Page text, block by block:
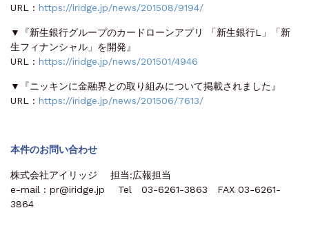
URL : https://iridge.jp/news/201508/9194/
▼『新生銀行グループのカードローンアプリ 「新生銀行L」「新
生フィナンシャル」を開発』
URL : https://iridge.jp/news/201501/4946
▼『ニッキンに金融界との取り組みについて掲載されました』
URL : https://iridge.jp/news/201506/7613/
本件のお問い合わせ
株式会社アイリッジ 担当:広報担当
e-mail : pr@iridge.jp Tel 03-6261-3863 FAX 03-6261-
3864